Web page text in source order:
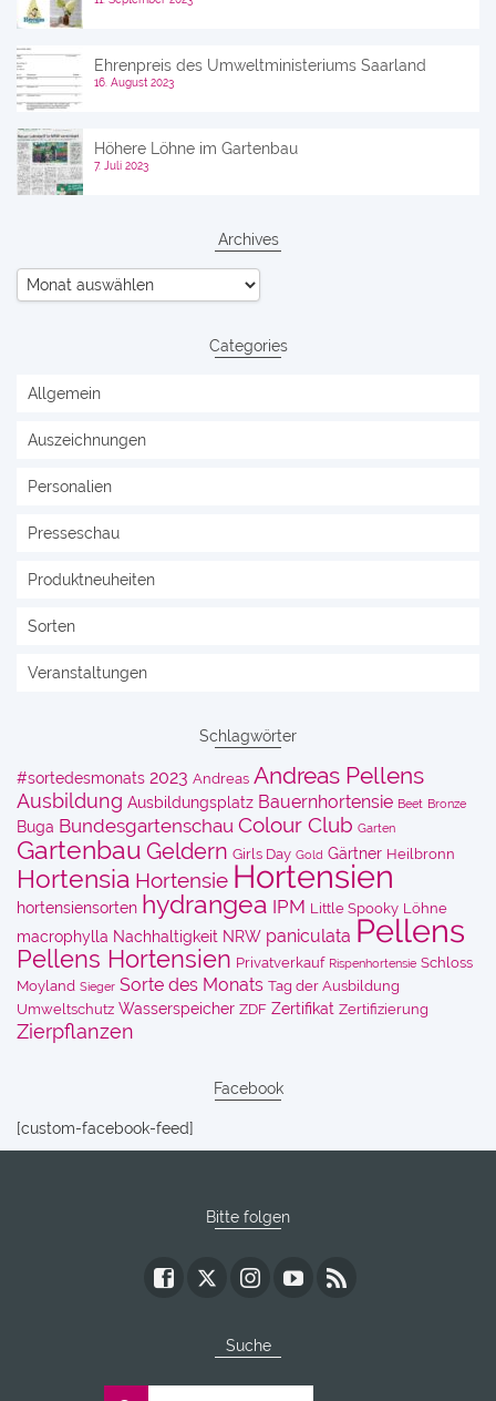
Ehrenpreis des Umweltministeriums Saarland
16. August 2023
Höhere Löhne im Gartenbau
7. Juli 2023
Archives
Archives
Categories
Allgemein
Auszeichnungen
Personalien
Presseschau
Produktneuheiten
Sorten
Veranstaltungen
Schlagwörter
#sortedesmonats 2023 Andreas Andreas Pellens
Ausbildung Ausbildungsplatz Bauernhortensie Beet Bronze
Buga Bundesgartenschau Colour Club Garten
Gartenbau Geldern Girls Day Gold Gärtner Heilbronn
Hortensia Hortensie Hortensien
hortensiensorten hydrangea IPM Little Spooky Löhne
macrophylla Nachhaltigkeit NRW paniculata Pellens
Pellens Hortensien Privatverkauf Rispenhortensie Schloss
Moyland Sieger Sorte des Monats Tag der Ausbildung
Umweltschutz Wasserspeicher ZDF Zertifikat Zertifizierung
Zierpflanzen
Facebook
[custom-facebook-feed]
Bitte folgen
Suche
Search